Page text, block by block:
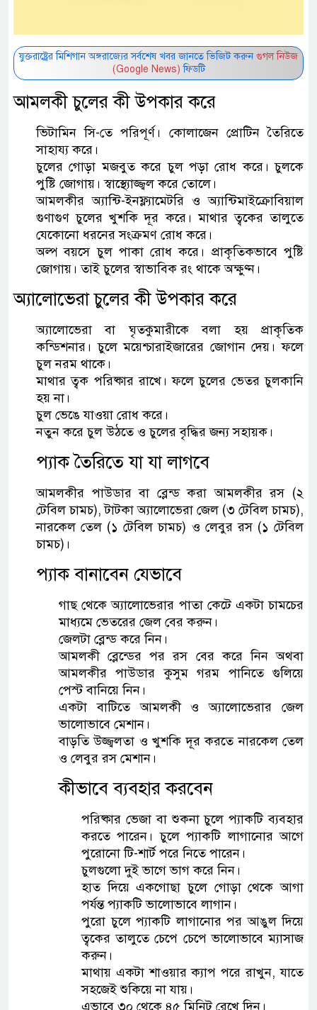
যুক্তরাষ্ট্রের মিশিগান অঙ্গরাজ্যের সর্বশেষ খবর জানতে ভিজিট করুন গুগল নিউজ
(Google News) ফিডটি
আমলকী চুলের কী উপকার করে
ভিটামিন সি-তে পরিপূর্ণ। কোলাজেন প্রোটিন তৈরিতে
সাহায্য করে।
চুলের গোড়া মজবুত করে চুল পড়া রোধ করে। চুলকে
পুষ্টি জোগায়। স্বাস্থ্যোজ্জ্বল করে তোলে।
আমলকীর অ্যান্টি-ইনফ্ল্যামেটরি ও অ্যান্টিমাইক্রোবিয়াল
গুণাগুণ চুলের খুশকি দূর করে। মাথার ত্বকের তালুতে
যেকোনো ধরনের সংক্রমণ রোধ করে।
অল্প বয়সে চুল পাকা রোধ করে। প্রাকৃতিকভাবে পুষ্টি
জোগায়। তাই চুলের স্বাভাবিক রং থাকে অক্ষুণ্ন।
অ্যালোভেরা চুলের কী উপকার করে
অ্যালোভেরা বা ঘৃতকুমারীকে বলা হয় প্রাকৃতিক
কন্ডিশনার। চুলে ময়েশ্চারাইজারের জোগান দেয়। ফলে
চুল নরম থাকে।
মাথার ত্বক পরিষ্কার রাখে। ফলে চুলের ভেতর চুলকানি
হয় না।
চুল ভেঙে যাওয়া রোধ করে।
নতুন করে চুল উঠতে ও চুলের বৃদ্ধির জন্য সহায়ক।
প্যাক তৈরিতে যা যা লাগবে
আমলকীর পাউডার বা ব্লেন্ড করা আমলকীর রস (২
টেবিল চামচ), টাটকা অ্যালোভেরা জেল (৩ টেবিল চামচ),
নারকেল তেল (১ টেবিল চামচ) ও লেবুর রস (১ টেবিল
চামচ)।
প্যাক বানাবেন যেভাবে
গাছ থেকে অ্যালোভেরার পাতা কেটে একটা চামচের
মাধ্যমে ভেতরের জেল বের করুন।
জেলটা ব্লেন্ড করে নিন।
আমলকী ব্লেন্ডের পর রস বের করে নিন অথবা
আমলকীর পাউডার কুসুম গরম পানিতে গুলিয়ে
পেস্ট বানিয়ে নিন।
একটা বাটিতে আমলকী ও অ্যালোভেরার জেল
ভালোভাবে মেশান।
বাড়তি উজ্জ্বলতা ও খুশকি দূর করতে নারকেল তেল
ও লেবুর রস মেশান।
কীভাবে ব্যবহার করবেন
পরিষ্কার ভেজা বা শুকনা চুলে প্যাকটি ব্যবহার
করতে পারেন। চুলে প্যাকটি লাগানোর আগে
পুরোনো টি-শার্ট পরে নিতে পারেন।
চুলগুলো দুই ভাগে ভাগ করে নিন।
হাত দিয়ে একগোছা চুলে গোড়া থেকে আগা
পর্যন্ত প্যাকটি ভালোভাবে লাগান।
পুরো চুলে প্যাকটি লাগানোর পর আঙুল দিয়ে
ত্বকের তালুতে চেপে চেপে ভালোভাবে ম্যাসাজ
করুন।
মাথায় একটা শাওয়ার ক্যাপ পরে রাখুন, যাতে
সহজেই শুকিয়ে না যায়।
এভাবে ৩০ থেকে ৪৫ মিনিট রেখে দিন।